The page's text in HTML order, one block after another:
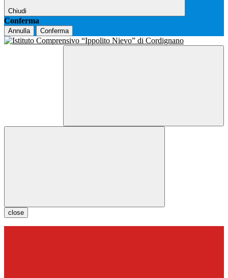
Chiudi
Conferma
Annulla Conferma
close